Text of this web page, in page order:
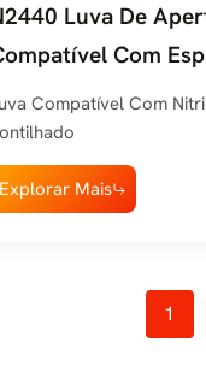
Luva De
Com
Pontilhada
Compatível Com
Explorar Mais
1